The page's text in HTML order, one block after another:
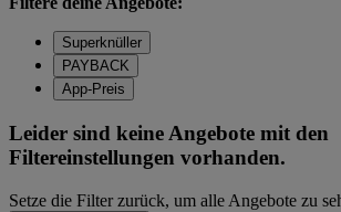
Superknüller
PAYBACK
App-Preis
Leider sind keine Angebote mit den
Filtereinstellungen vorhanden.
Setze die Filter zurück, um alle Angebote zu